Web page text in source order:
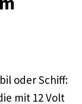
oder Schiff:
mit 12 Volt